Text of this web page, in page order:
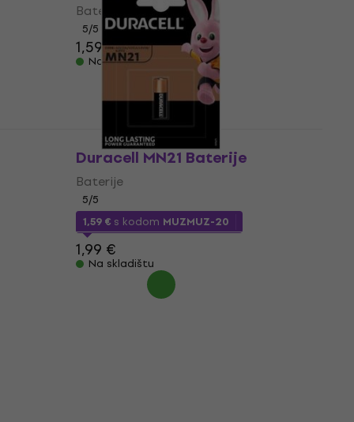
Baterije
5/5
1,59 €
Na skladištu
Duracell MN21 Baterije
Baterije
5/5
1,59 € s kodom MUZMUZ-20
1,99 €
Na skladištu